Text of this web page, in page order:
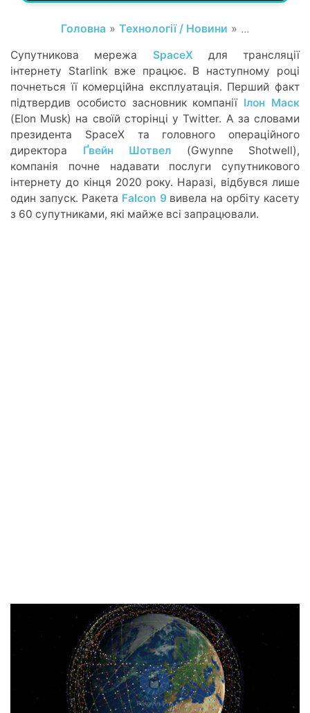
Головна » Технології / Новини » ...
Супутникова мережа SpaceX для трансляції
інтернету Starlink вже працює. В наступному році
почнеться її комерційна експлуатація. Перший факт
підтвердив особисто засновник компанії Ілон Маск
(Elon Musk) на своїй сторінці у Twitter. А за словами
президента SpaceX та головного операційного
директора Ґвейн Шотвел (Gwynne Shotwell),
компанія почне надавати послуги супутникового
інтернету до кінця 2020 року. Наразі, відбувся лише
один запуск. Ракета Falcon 9вивела на орбіту касету
з 60 супутниками, які майже всі запрацювали.